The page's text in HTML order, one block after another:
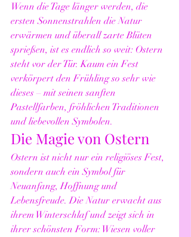
Wenn die Tage länger werden, die
ersten Sonnenstrahlen die Natur
erwärmen und überall zarte Blüten
sprießen, ist es endlich so weit: Ostern
steht vor der Tür. Kaum ein Fest
verkörpert den Frühling so sehr wie
dieses – mit seinen sanften
Pastellfarben, fröhlichen Traditionen
und liebevollen Symbolen.
Die Magie von Ostern
Ostern ist nicht nur ein religiöses Fest,
sondern auch ein Symbol für
Neuanfang, Hoffnung und
Lebensfreude. Die Natur erwacht aus
ihrem Winterschlaf und zeigt sich in
ihrer schönsten Form: Wiesen voller